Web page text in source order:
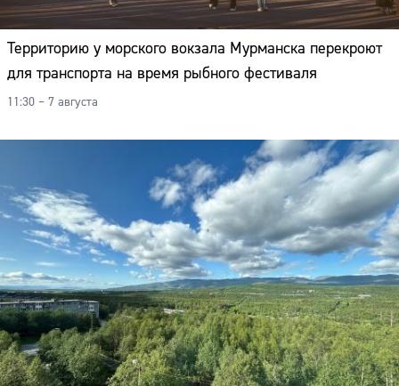
Территорию у морского вокзала Мурманска перекроют
для транспорта на время рыбного фестиваля
11:30 – 7 августа